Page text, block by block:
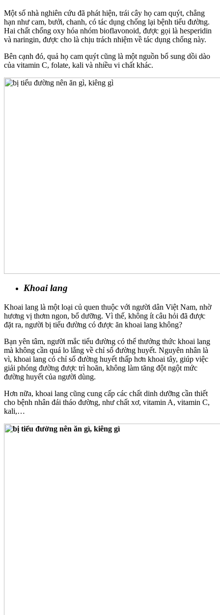
Một số nhà nghiên cứu đã phát hiện, trái cây họ cam quýt, chẳng
hạn như cam, bưởi, chanh, có tác dụng chống lại bệnh tiểu đường.
Hai chất chống oxy hóa nhóm bioflavonoid, được gọi là hesperidin
và naringin, được cho là chịu trách nhiệm về tác dụng chống này.
Bên cạnh đó, quả họ cam quýt cũng là một nguồn bổ sung dồi dào
của vitamin C, folate, kali và nhiều vi chất khác.
Khoai lang
Khoai lang là một loại củ quen thuộc với người dân Việt Nam, nhờ
hương vị thơm ngon, bổ dưỡng. Vì thế, không ít câu hỏi đã được
đặt ra, người bị tiểu đường có được ăn khoai lang không?
Bạn yên tâm, người mắc tiểu đường có thể thưởng thức khoai lang
mà không cần quá lo lắng về chỉ số đường huyết. Nguyên nhân là
vì, khoai lang có chỉ số đường huyết thấp hơn khoai tây, giúp việc
giải phóng đường được trì hoãn, không làm tăng đột ngột mức
đường huyết của người dùng.
Hơn nữa, khoai lang cũng cung cấp các chất dinh dưỡng cần thiết
cho bệnh nhân đái tháo đường, như chất xơ, vitamin A, vitamin C,
kali,…